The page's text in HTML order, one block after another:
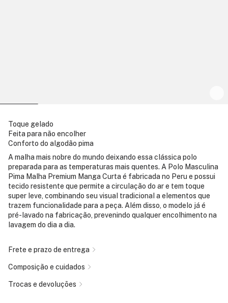
Toque gelado
Feita para não encolher
Conforto do algodão pima
A malha mais nobre do mundo deixando essa clássica polo
preparada para as temperaturas mais quentes. A Polo Masculina
Pima Malha Premium Manga Curta é fabricada no Peru e possui
tecido resistente que permite a circulação do ar e tem toque
super leve, combinando seu visual tradicional a elementos que
trazem funcionalidade para a peça. Além disso, o modelo já é
pré-lavado na fabricação, prevenindo qualquer encolhimento na
lavagem do dia a dia.
Frete e prazo de entrega
Composição e cuidados
Trocas e devoluções